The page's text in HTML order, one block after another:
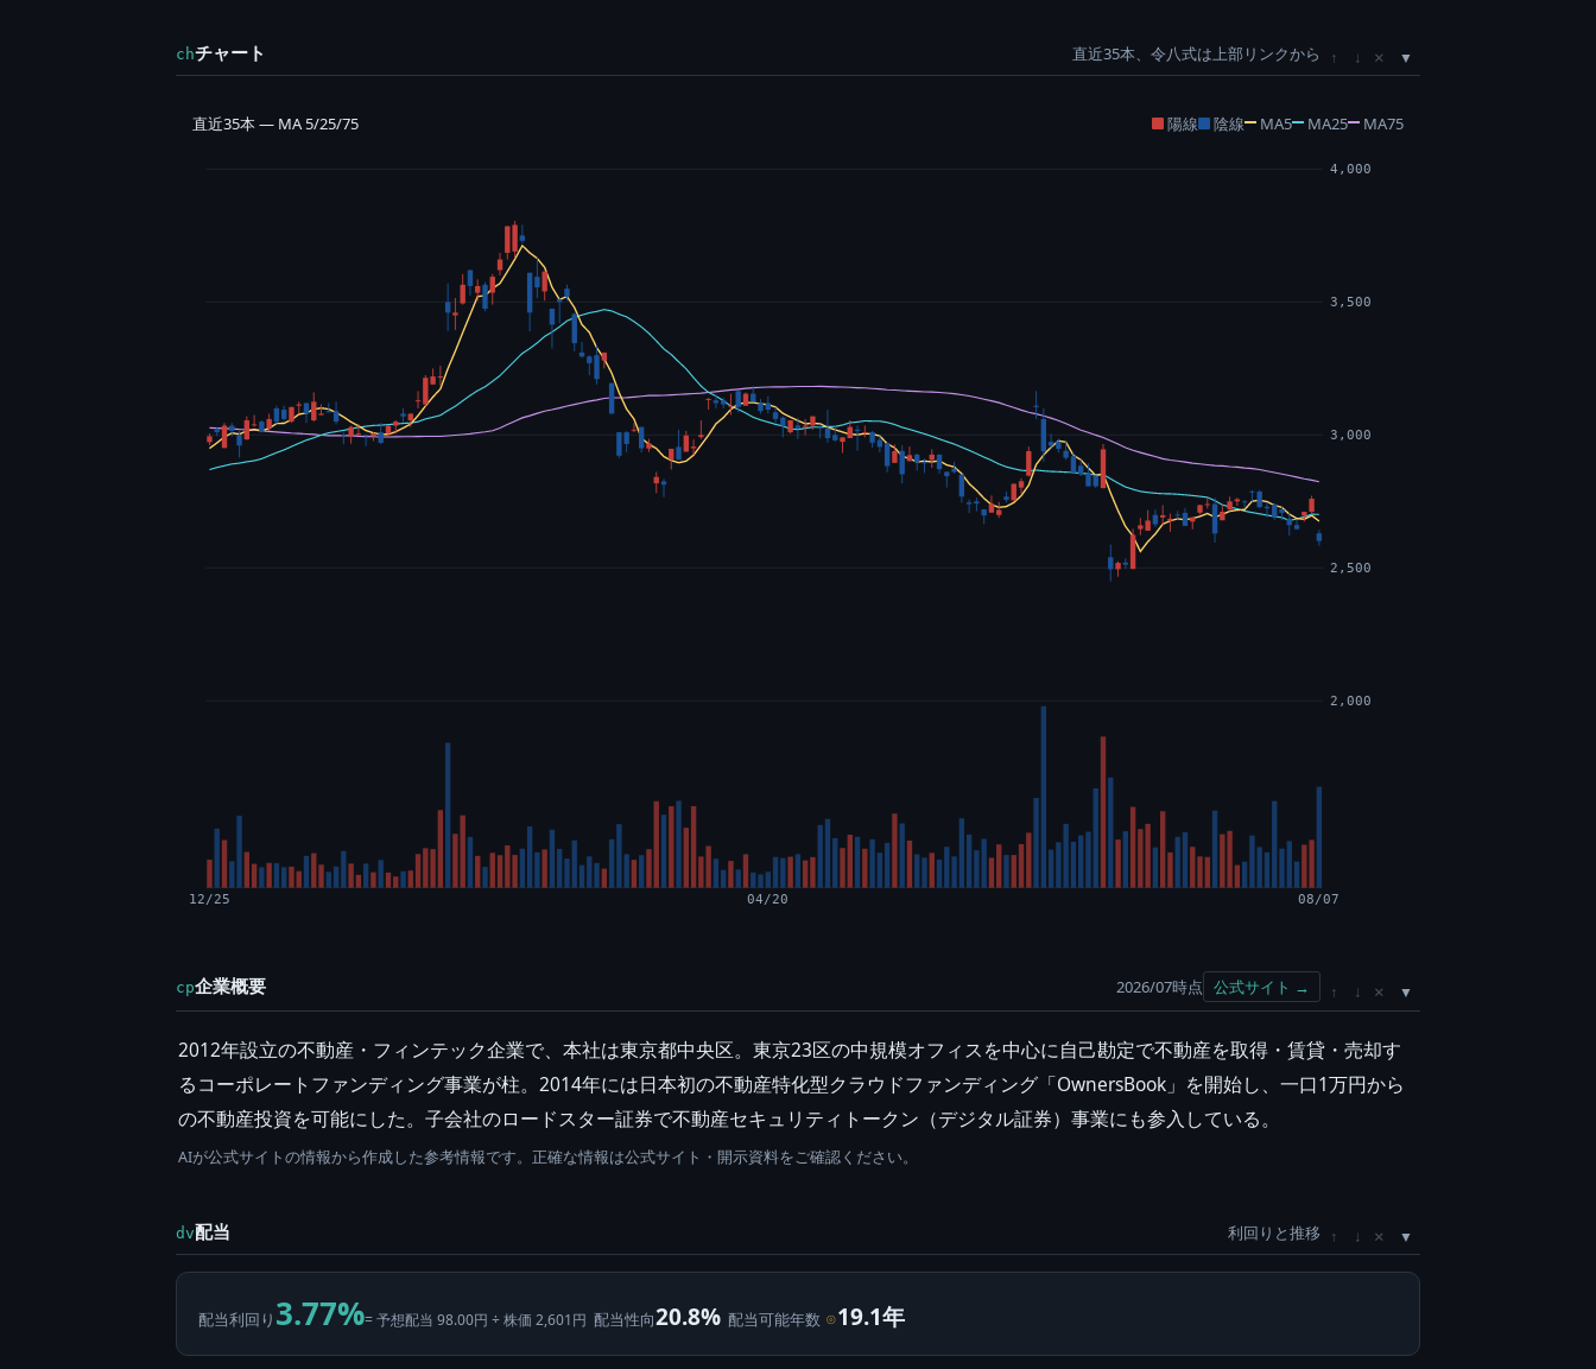
chチャート 直近35本、令八式は上部リンクから ↑ ↓ ×
直近35本 — MA 5/25/75 陽線 陰線 MA5 MA25 MA75
2,000
2,500
3,000
3,500
4,000
12/25 04/20 08/07
cp企業概要 2026/07時点 公式サイト → ↑ ↓ ×
2012年設立の不動産・フィンテック企業で、本社は東京都中央区。東京23区の中規模オフィスを中心に自己勘定で不動産を取得・賃貸・売却す
るコーポレートファンディング事業が柱。2014年には日本初の不動産特化型クラウドファンディング「OwnersBook」を開始し、一口1万円から
の不動産投資を可能にした。子会社のロードスター証券で不動産セキュリティトークン（デジタル証券）事業にも参入している。
AIが公式サイトの情報から作成した参考情報です。正確な情報は公式サイト・開示資料をご確認ください。
dv配当 利回りと推移 ↑ ↓ ×
配当利回り 3.77%= 予想配当 98.00円 ÷ 株価 2,601円 配当性向20.8% 配当可能年数 ⊙19.1年